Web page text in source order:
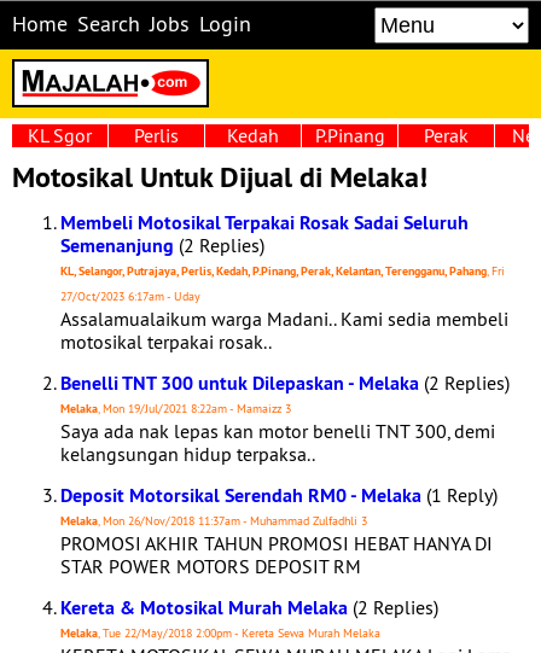
Home Search Jobs Login
KL Sgor Perlis Kedah P.Pinang Perak
Motosikal Untuk Dijual di Melaka!
Membeli Motosikal Terpakai Rosak Sadai Seluruh
Semenanjung (2 Replies)
KL, Selangor, Putrajaya, Perlis, Kedah, P.Pinang, Perak, Kelantan, Terengganu, Pahang, Fri
27/Oct/2023 6:17am - Uday
Assalamualaikum warga Madani.. Kami sedia membeli
motosikal terpakai rosak..
Benelli TNT 300 untuk Dilepaskan - Melaka (2 Replies)
Melaka, Mon 19/Jul/2021 8:22am - Mamaizz 3
Saya ada nak lepas kan motor benelli TNT 300, demi
kelangsungan hidup terpaksa..
Deposit Motorsikal Serendah RM0 - Melaka (1 Reply)
Melaka, Mon 26/Nov/2018 11:37am - Muhammad Zulfadhli 3
PROMOSI AKHIR TAHUN PROMOSI HEBAT HANYA DI
STAR POWER MOTORS DEPOSIT RM
Kereta & Motosikal Murah Melaka (2 Replies)
Melaka, Tue 22/May/2018 2:00pm - Kereta Sewa Murah Melaka